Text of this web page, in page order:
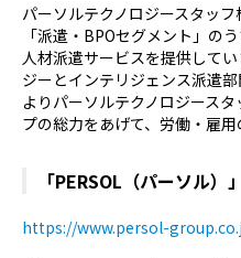
パーソルテクノロジースタッ
「派遣・BPOセグメント」の
人材派遣サービスを提供して
ジーとインテリジェンス派遣
よりパーソルテクノロジース
プの総力をあげて、労働・雇用
「PERSOL（パーソル）
https://www.persol-